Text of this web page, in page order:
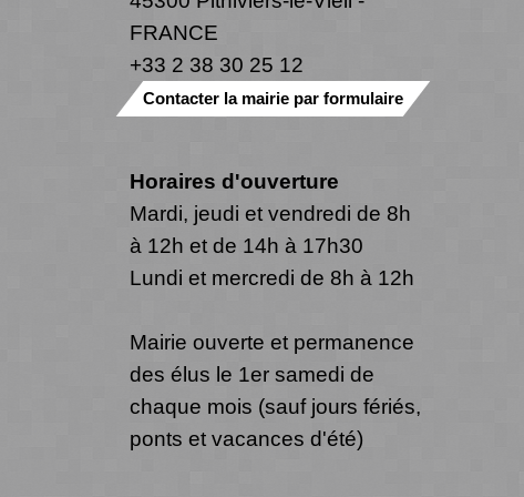
FRANCE
+33 2 38 30 25 12
Contacter la mairie par formulaire
Horaires d'ouverture
Mardi, jeudi et vendredi de 8h
à 12h et de 14h à 17h30
Lundi et mercredi de 8h à 12h
Mairie ouverte et permanence
des élus le 1er samedi de
chaque mois (sauf jours fériés,
ponts et vacances d'été)